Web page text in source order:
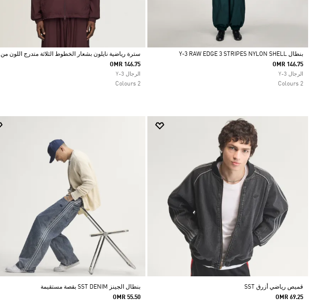
Selected
بنطال Y-3 RAW EDGE 3 STRIPES NYLON SHELL
OMR 146.75
الرجال Y-3
2 Colours
Selected
سترة رياضية نايلون بشعار الخطوط الثلاثة متدرج اللون من Y-3
OMR 146.75
الرجال Y-3
2 Colours
قميص رياضي أزرق SST
OMR 69.25
بنطال الجينز SST DENIM بقصة مستقيمة
OMR 55.50